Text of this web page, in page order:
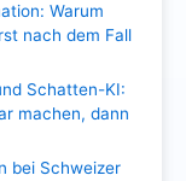
Warum
nach dem Fall
Schatten-KI:
machen, dann
bei Schweizer